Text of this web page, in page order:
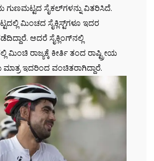
ಗುಣಮಟ್ಟದ ಸೈಕಲ್‌ಗಳನ್ನು ವಿತರಿಸಿದೆ.
ಮಿಂಚದ ಸೈಕ್ಲಿಸ್ಟ್‌ಗಳೂ ಇದರ
ಆದರೆ ಸೈಕ್ಲಿಂಗ್‌ನಲ್ಲಿ
ಮಿಂಚಿ ರಾಜ್ಯಕ್ಕೆ ಕೀರ್ತಿ ತಂದ ರಾಷ್ಟ್ರೀಯ
ಇದರಿಂದ ವಂಚಿತರಾಗಿದ್ದಾರೆ.